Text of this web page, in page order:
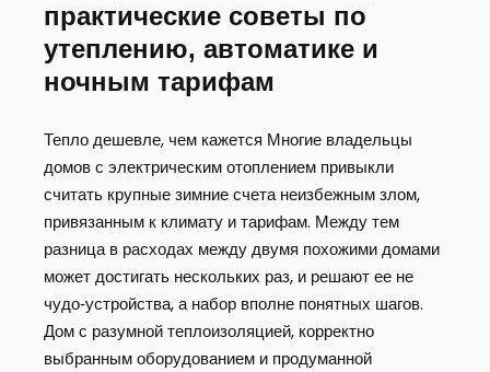
практические советы по
утеплению, автоматике и
ночным тарифам
Тепло дешевле, чем кажется Многие владельцы
домов с электрическим отоплением привыкли
считать крупные зимние счета неизбежным злом,
привязанным к климату и тарифам. Между тем
разница в расходах между двумя похожими домами
может достигать нескольких раз, и решают ее не
чудо‑устройства, а набор вполне понятных шагов.
Дом с разумной теплоизоляцией, корректно
выбранным оборудованием и продуманной